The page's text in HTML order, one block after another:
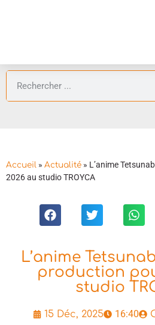
Accueil » Actualité » L’anime
2026 au studio TROYCA
L’anime
production
studio
15 Déc, 2025 16:40